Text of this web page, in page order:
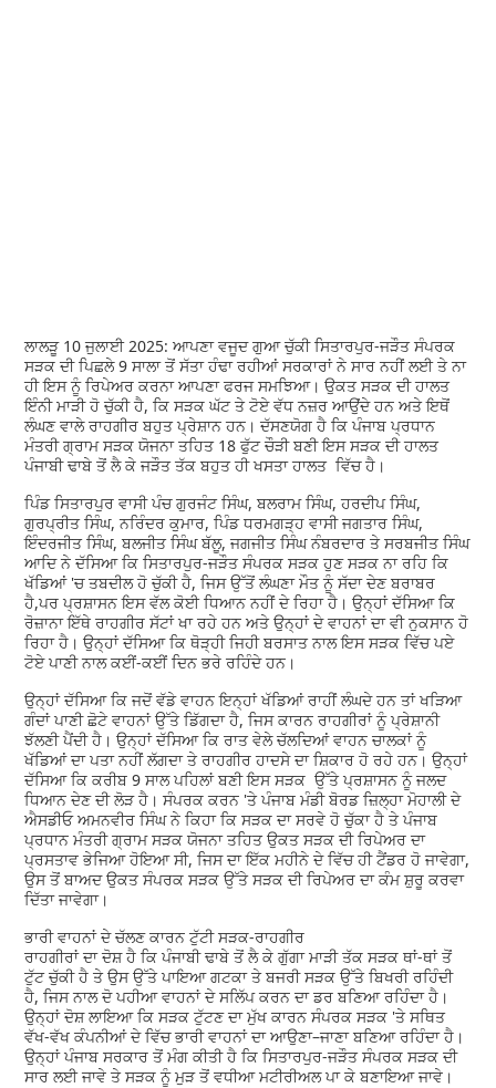
ਲਾਲੜੂ 10 ਜੁਲਾਈ 2025: ਆਪਣਾ ਵਜੂਦ ਗੁਆ ਚੁੱਕੀ ਸਿਤਾਰਪੁਰ-ਜੜੌਤ ਸੰਪਰਕ
ਸੜਕ ਦੀ ਪਿਛਲੇ 9 ਸਾਲਾ ਤੋਂ ਸੱਤਾ ਹੰਢਾ ਰਹੀਆਂ ਸਰਕਾਰਾਂ ਨੇ ਸਾਰ ਨਹੀਂ ਲਈ ਤੇ ਨਾ
ਹੀ ਇਸ ਨੂੰ ਰਿਪੇਅਰ ਕਰਨਾ ਆਪਣਾ ਫਰਜ ਸਮਝਿਆ। ਉਕਤ ਸੜਕ ਦੀ ਹਾਲਤ
ਇੰਨੀ ਮਾੜੀ ਹੋ ਚੁੱਕੀ ਹੈ, ਕਿ ਸੜਕ ਘੱਟ ਤੇ ਟੋਏ ਵੱਧ ਨਜ਼ਰ ਆਉਂਦੇ ਹਨ ਅਤੇ ਇਥੋਂ
ਲੰਘਣ ਵਾਲੇ ਰਾਹਗੀਰ ਬਹੁਤ ਪ੍ਰੇਸ਼ਾਨ ਹਨ। ਦੱਸਣਯੋਗ ਹੈ ਕਿ ਪੰਜਾਬ ਪ੍ਰਧਾਨ
ਮੰਤਰੀ ਗ੍ਰਾਮ ਸੜਕ ਯੋਜਨਾ ਤਹਿਤ 18 ਫੁੱਟ ਚੌੜੀ ਬਣੀ ਇਸ ਸੜਕ ਦੀ ਹਾਲਤ
ਪੰਜਾਬੀ ਢਾਬੇ ਤੋਂ ਲੈ ਕੇ ਜੜੌਤ ਤੱਕ ਬਹੁਤ ਹੀ ਖਸਤਾ ਹਾਲਤ ਵਿੱਚ ਹੈ।
ਪਿੰਡ ਸਿਤਾਰਪੁਰ ਵਾਸੀ ਪੰਚ ਗੁਰਜੰਟ ਸਿੰਘ, ਬਲਰਾਮ ਸਿੰਘ, ਹਰਦੀਪ ਸਿੰਘ,
ਗੁਰਪ੍ਰੀਤ ਸਿੰਘ, ਨਰਿੰਦਰ ਕੁਮਾਰ, ਪਿੰਡ ਧਰਮਗੜ੍ਹ ਵਾਸੀ ਜਗਤਾਰ ਸਿੰਘ,
ਇੰਦਰਜੀਤ ਸਿੰਘ, ਬਲਜੀਤ ਸਿੰਘ ਬੱਲੂ, ਜਗਜੀਤ ਸਿੰਘ ਨੰਬਰਦਾਰ ਤੇ ਸਰਬਜੀਤ ਸਿੰਘ
ਆਦਿ ਨੇ ਦੱਸਿਆ ਕਿ ਸਿਤਾਰਪੁਰ-ਜੜੌਤ ਸੰਪਰਕ ਸੜਕ ਹੁਣ ਸੜਕ ਨਾ ਰਹਿ ਕਿ
ਖੱਡਿਆਂ 'ਚ ਤਬਦੀਲ ਹੋ ਚੁੱਕੀ ਹੈ, ਜਿਸ ਉੱਤੋਂ ਲੰਘਣਾ ਮੌਤ ਨੂੰ ਸੱਦਾ ਦੇਣ ਬਰਾਬਰ
ਹੈ,ਪਰ ਪ੍ਰਸ਼ਾਸਨ ਇਸ ਵੱਲ ਕੋਈ ਧਿਆਨ ਨਹੀਂ ਦੇ ਰਿਹਾ ਹੈ। ਉਨ੍ਹਾਂ ਦੱਸਿਆ ਕਿ
ਰੋਜ਼ਾਨਾ ਇੱਥੇ ਰਾਹਗੀਰ ਸੱਟਾਂ ਖਾ ਰਹੇ ਹਨ ਅਤੇ ਉਨ੍ਹਾਂ ਦੇ ਵਾਹਨਾਂ ਦਾ ਵੀ ਨੁਕਸਾਨ ਹੋ
ਰਿਹਾ ਹੈ। ਉਨ੍ਹਾਂ ਦੱਸਿਆ ਕਿ ਥੋੜ੍ਹੀ ਜਿਹੀ ਬਰਸਾਤ ਨਾਲ ਇਸ ਸੜਕ ਵਿੱਚ ਪਏ
ਟੋਏ ਪਾਣੀ ਨਾਲ ਕਈਂ-ਕਈਂ ਦਿਨ ਭਰੇ ਰਹਿੰਦੇ ਹਨ।
ਉਨ੍ਹਾਂ ਦੱਸਿਆ ਕਿ ਜਦੋਂ ਵੱਡੇ ਵਾਹਨ ਇਨ੍ਹਾਂ ਖੱਡਿਆਂ ਰਾਹੀਂ ਲੰਘਦੇ ਹਨ ਤਾਂ ਖੜਿਆ
ਗੰਦਾਂ ਪਾਣੀ ਛੋਟੇ ਵਾਹਨਾਂ ਉੱਤੇ ਡਿੱਗਦਾ ਹੈ, ਜਿਸ ਕਾਰਨ ਰਾਹਗੀਰਾਂ ਨੂੰ ਪ੍ਰੇਸ਼ਾਨੀ
ਝੱਲਣੀ ਪੈਂਦੀ ਹੈ। ਉਨ੍ਹਾਂ ਦੱਸਿਆ ਕਿ ਰਾਤ ਵੇਲੇ ਚੱਲਦਿਆਂ ਵਾਹਨ ਚਾਲਕਾਂ ਨੂੰ
ਖੱਡਿਆਂ ਦਾ ਪਤਾ ਨਹੀਂ ਲੱਗਦਾ ਤੇ ਰਾਹਗੀਰ ਹਾਦਸੇ ਦਾ ਸ਼ਿਕਾਰ ਹੋ ਰਹੇ ਹਨ। ਉਨ੍ਹਾਂ
ਦੱਸਿਆ ਕਿ ਕਰੀਬ 9 ਸਾਲ ਪਹਿਲਾਂ ਬਣੀ ਇਸ ਸੜਕ ਉੱਤੇ ਪ੍ਰਸ਼ਾਸਨ ਨੂੰ ਜਲਦ
ਧਿਆਨ ਦੇਣ ਦੀ ਲੋੜ ਹੈ। ਸੰਪਰਕ ਕਰਨ 'ਤੇ ਪੰਜਾਬ ਮੰਡੀ ਬੋਰਡ ਜ਼ਿਲ੍ਹਾ ਮੋਹਾਲੀ ਦੇ
ਐਸਡੀਓ ਅਮਨਵੀਰ ਸਿੰਘ ਨੇ ਕਿਹਾ ਕਿ ਸੜਕ ਦਾ ਸਰਵੇ ਹੋ ਚੁੱਕਾ ਹੈ ਤੇ ਪੰਜਾਬ
ਪ੍ਰਧਾਨ ਮੰਤਰੀ ਗ੍ਰਾਮ ਸੜਕ ਯੋਜਨਾ ਤਹਿਤ ਉਕਤ ਸੜਕ ਦੀ ਰਿਪੇਅਰ ਦਾ
ਪ੍ਰਸਤਾਵ ਭੇਜਿਆ ਹੋਇਆ ਸੀ, ਜਿਸ ਦਾ ਇੱਕ ਮਹੀਨੇ ਦੇ ਵਿੱਚ ਹੀ ਟੈਂਡਰ ਹੋ ਜਾਵੇਗਾ,
ਉਸ ਤੋਂ ਬਾਅਦ ਉਕਤ ਸੰਪਰਕ ਸੜਕ ਉੱਤੇ ਸੜਕ ਦੀ ਰਿਪੇਅਰ ਦਾ ਕੰਮ ਸ਼ੁਰੂ ਕਰਵਾ
ਦਿੱਤਾ ਜਾਵੇਗਾ।
ਭਾਰੀ ਵਾਹਨਾਂ ਦੇ ਚੱਲਣ ਕਾਰਨ ਟੁੱਟੀ ਸੜਕ-ਰਾਹਗੀਰ
ਰਾਹਗੀਰਾਂ ਦਾ ਦੋਸ਼ ਹੈ ਕਿ ਪੰਜਾਬੀ ਢਾਬੇ ਤੋਂ ਲੈ ਕੇ ਗੁੱਗਾ ਮਾੜੀ ਤੱਕ ਸੜਕ ਥਾਂ-ਥਾਂ ਤੋਂ
ਟੁੱਟ ਚੁੱਕੀ ਹੈ ਤੇ ਉਸ ਉੱਤੇ ਪਾਇਆ ਗਟਕਾ ਤੇ ਬਜਰੀ ਸੜਕ ਉੱਤੇ ਬਿਖਰੀ ਰਹਿੰਦੀ
ਹੈ, ਜਿਸ ਨਾਲ ਦੋ ਪਹੀਆ ਵਾਹਨਾਂ ਦੇ ਸਲਿੱਪ ਕਰਨ ਦਾ ਡਰ ਬਣਿਆ ਰਹਿੰਦਾ ਹੈ।
ਉਨ੍ਹਾਂ ਦੋਸ਼ ਲਾਇਆ ਕਿ ਸੜਕ ਟੁੱਟਣ ਦਾ ਮੁੱਖ ਕਾਰਨ ਸੰਪਰਕ ਸੜਕ 'ਤੇ ਸਥਿਤ
ਵੱਖ-ਵੱਖ ਕੰਪਨੀਆਂ ਦੇ ਵਿੱਚ ਭਾਰੀ ਵਾਹਨਾਂ ਦਾ ਆਉਣਾ–ਜਾਣਾ ਬਣਿਆ ਰਹਿੰਦਾ ਹੈ।
ਉਨ੍ਹਾਂ ਪੰਜਾਬ ਸਰਕਾਰ ਤੋਂ ਮੰਗ ਕੀਤੀ ਹੈ ਕਿ ਸਿਤਾਰਪੁਰ-ਜੜੌਤ ਸੰਪਰਕ ਸੜਕ ਦੀ
ਸਾਰ ਲਈ ਜਾਵੇ ਤੇ ਸੜਕ ਨੂੰ ਮੁੜ ਤੋਂ ਵਧੀਆ ਮਟੀਰੀਅਲ ਪਾ ਕੇ ਬਣਾਇਆ ਜਾਵੇ।